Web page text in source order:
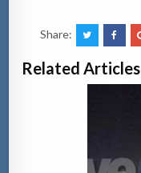
Share:
Related Articles